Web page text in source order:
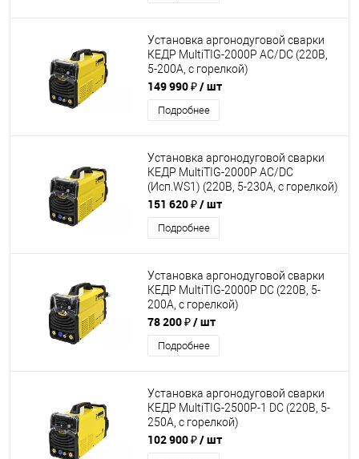
Установка аргонодуговой сварки
КЕДР MultiTIG-2000P AC/DC (220В,
5-200А, с горелкой)
149 990 ₽/ шт
Подробнее
Установка аргонодуговой сварки
КЕДР MultiTIG-2000P AC/DC
(Исп.WS1) (220В, 5-230А, с горелкой)
151 620 ₽/ шт
Подробнее
Установка аргонодуговой сварки
КЕДР MultiTIG-2000P DC (220В, 5-
200А, с горелкой)
78 200 ₽/ шт
Подробнее
Установка аргонодуговой сварки
КЕДР MultiTIG-2500P-1 DC (220В, 5-
250А, с горелкой)
102 900 ₽/ шт